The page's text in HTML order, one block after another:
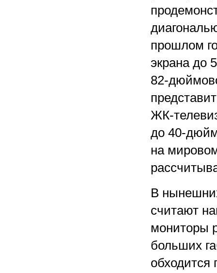
прошлом
экрана до
82-
ЖК-
до 40-
на
В
считают
мониторы
больших
обходится